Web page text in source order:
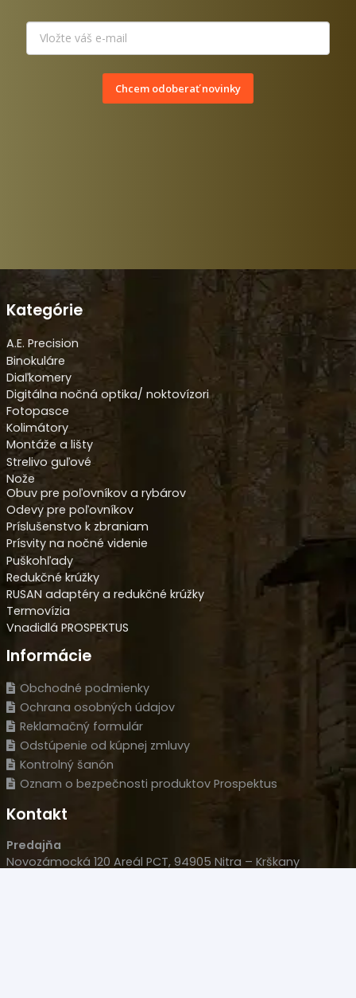
Chcem odoberať novinky
Kategórie
A.E. Precision
Binokuláre
Diaľkomery
Digitálna nočná optika/ noktovízori
Fotopasce
Kolimátory
Montáže a lišty
Strelivo guľové
Nože
Obuv pre poľovníkov a rybárov
Odevy pre poľovníkov
Príslušenstvo k zbraniam
Prísvity na nočné videnie
Puškohľady
Redukčné krúžky
RUSAN adaptéry a redukčné krúžky
Termovízia
Vnadidlá PROSPEKTUS
Informácie
Obchodné podmienky
Ochrana osobných údajov
Reklamačný formulár
Odstúpenie od kúpnej zmluvy
Kontrolný šanón
Oznam o bezpečnosti produktov Prospektus
Kontakt
Predajňa
Novozámocká 120 Areál PCT, 94905 Nitra – Krškany